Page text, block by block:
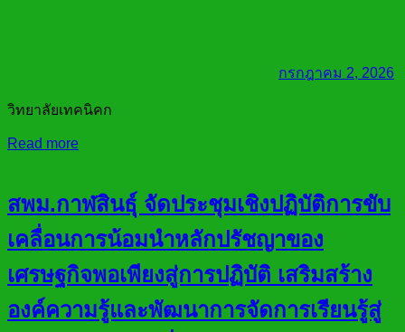
กรกฎาคม 2, 2026
วิทยาลัยเทคนิคก
Read more
สพม.กาฬสินธุ์ จัดประชุมเชิงปฏิบัติการขับ
เคลื่อนการน้อมนำหลักปรัชญาของ
เศรษฐกิจพอเพียงสู่การปฏิบัติ เสริมสร้าง
องค์ความรู้และพัฒนาการจัดการเรียนรู้สู่